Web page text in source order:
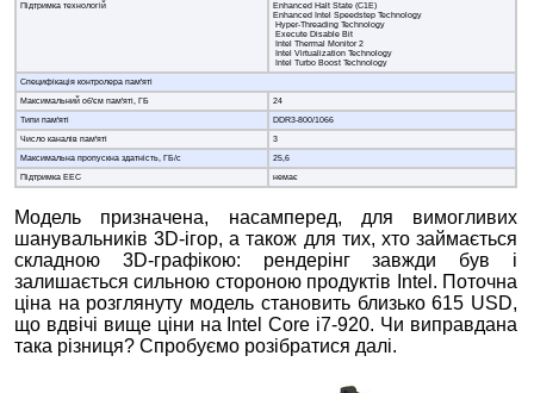
Підтримка технологій
Enhanced Halt State (C1E)
Enhanced Intel Speedstep Technology
Hyper-Threading Technology
Execute Disable Bit
Intel Thermal Monitor 2
Intel Virtualization Technology
Intel Turbo Boost Technology
Специфікація контролера пам'яті
Максимальний об'єм пам'яті, ГБ
24
Типи пам'яті
DDR3-800/1066
Число каналів пам'яті
3
Максимальна пропускна здатність, ГБ/c
25,6
Підтримка EEC
немає
Модель призначена, насамперед, для вимогливих
шанувальників 3D-ігор, а також для тих, хто займається
складною 3D-графікою: рендерінг завжди був і
залишається сильною стороною продуктів Intel. Поточна
ціна на розглянуту модель становить близько 615 USD,
що вдвічі вище ціни на Intel Core i7-920. Чи виправдана
така різниця? Спробуємо розібратися далі.